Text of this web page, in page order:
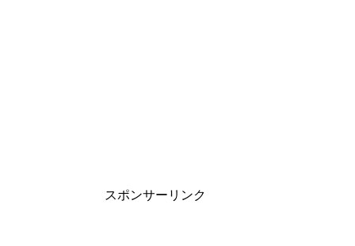
スポンサーリンク